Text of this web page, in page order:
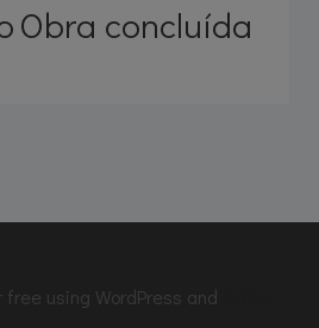
Obra concluída
using WordPress and